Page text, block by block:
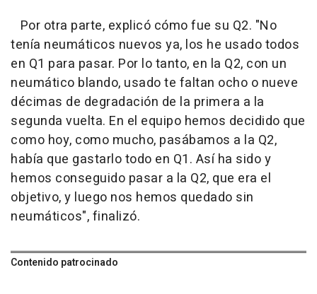
Por otra parte, explicó cómo fue su Q2. "No
tenía neumáticos nuevos ya, los he usado todos
en Q1 para pasar. Por lo tanto, en la Q2, con un
neumático blando, usado te faltan ocho o nueve
décimas de degradación de la primera a la
segunda vuelta. En el equipo hemos decidido que
como hoy, como mucho, pasábamos a la Q2,
había que gastarlo todo en Q1. Así ha sido y
hemos conseguido pasar a la Q2, que era el
objetivo, y luego nos hemos quedado sin
neumáticos", finalizó.
Contenido patrocinado